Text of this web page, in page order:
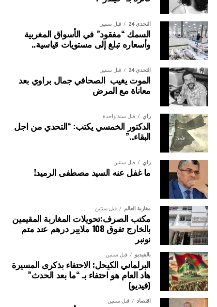
التحدي 24 قبل سنتين
السمك “مفقود” في الأسواق المغربية
وأسعاره تبلغ إلى مستويات قياسية..
التحدي 24 قبل سنتين
الموت يغيب الصحافي جمال براوي بعد
معاناة مع المرض
رأي قبل سنة واحدة
الدكتور الخمسي يكتب: “التحدي من اجل
البقاء..”
رأي قبل سنتين
ما غفل عنه السيد مصطفى الرميد!
مغاربة العالم قبل سنتين
مكتب الصرف:تحويلات المغاربة المقيمين
بالخارج تفوق 108 ملايير درهم عند متم
نونبر
بالفيديو قبل سنتين
البرلماني الكيحل: الاحتفاء بذكرى المسيرة
هاد العام هو احتفاء بـ “ما بعد الحدث”
(فيديو)
اقتصاد قبل سنتين